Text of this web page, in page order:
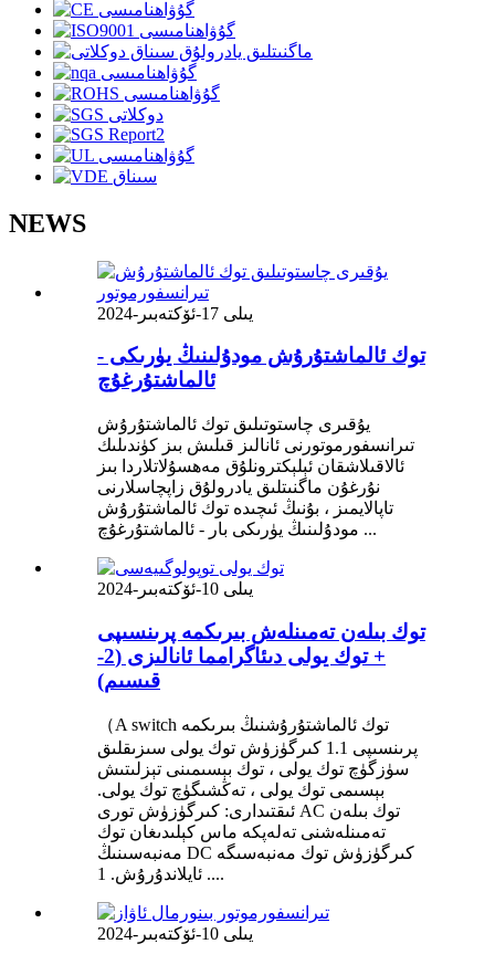
NEWS
2024-يىلى 17-ئۆكتەبىر
توك ئالماشتۇرۇش مودۇلىنىڭ يۈرىكى -
ئالماشتۇرغۇچ
يۇقىرى چاستوتىلىق توك ئالماشتۇرۇش
تىرانسفورموتورنى ئانالىز قىلىش بىز كۈندىلىك
ئالاقىلاشقان ئېلېكترونلۇق مەھسۇلاتلاردا بىز
نۇرغۇن ماگنىتلىق يادرولۇق زاپچاسلارنى
تاپالايمىز ، بۇنىڭ ئىچىدە توك ئالماشتۇرۇش
مودۇلىنىڭ يۈرىكى بار - ئالماشتۇرغۇچ ...
2024-يىلى 10-ئۆكتەبىر
توك بىلەن تەمىنلەش بىرىكمە پرىنسىپى
+ توك يولى دىئاگرامما ئانالىزى (2-
قىسىم)
（A switch توك ئالماشتۇرۇشنىڭ بىرىكمە
پرىنسىپى 1.1 كىرگۈزۈش توك يولى سىزىقلىق
سۈزگۈچ توك يولى ، توك بېسىمىنى تېزلىتىش
بېسىمى توك يولى ، تەڭشىگۈچ توك يولى.
ئىقتىدارى: كىرگۈزۈش تورى AC توك بىلەن
تەمىنلەشنى تەلەپكە ماس كېلىدىغان توك
مەنبەسىنىڭ DC كىرگۈزۈش توك مەنبەسىگە
ئايلاندۇرۇش. 1 ....
2024-يىلى 10-ئۆكتەبىر